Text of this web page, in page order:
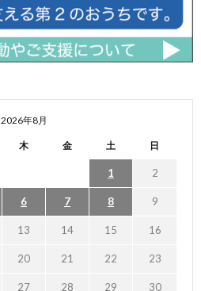
2026年8月
木 金 土 日
1 2
6 7 8 9
13 14 15 16
20 21 22 23
27 28 29 30